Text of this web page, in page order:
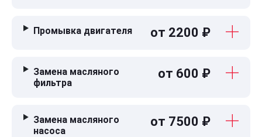
Промывка двигателя от 2200 ₽
Замена масляного
фильтра
от 600 ₽
Замена масляного
насоса
от 7500 ₽